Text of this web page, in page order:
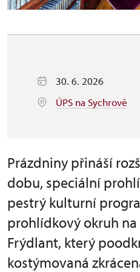
30. 6. 2026
ÚPS na Sychrově
Prázdniny přináší
dobu, speciální
pestrý kulturní
prohlídkový okruh
Frýdlant, který
kostýmovaná